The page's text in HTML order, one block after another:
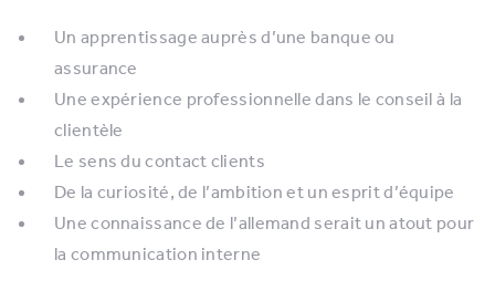
Un apprentissage auprès d’une banque ou
assurance
Une expérience professionnelle dans le conseil à la
clientèle
Le sens du contact clients
De la curiosité, de l’ambition et un esprit d’équipe
Une connaissance de l’allemand serait un atout pour
la communication interne